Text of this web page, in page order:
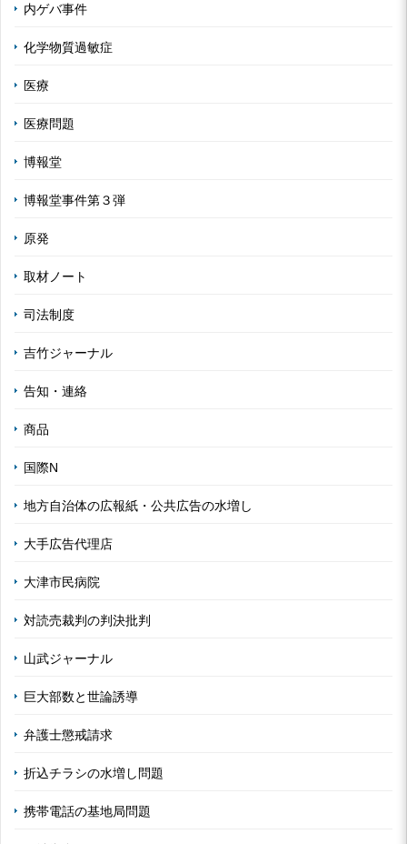
内ゲバ事件
化学物質過敏症
医療
医療問題
博報堂
博報堂事件第３弾
原発
取材ノート
司法制度
吉竹ジャーナル
告知・連絡
商品
国際N
地方自治体の広報紙・公共広告の水増し
大手広告代理店
大津市民病院
対読売裁判の判決批判
山武ジャーナル
巨大部数と世論誘導
弁護士懲戒請求
折込チラシの水増し問題
携帯電話の基地局問題